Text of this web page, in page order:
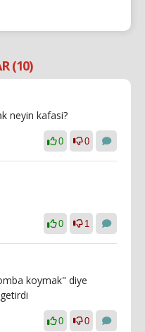
(10)
neyin kafasi?
0 0
0 1
koymak" diye
0 0